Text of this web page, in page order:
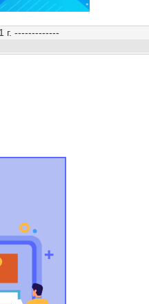
г. -------------